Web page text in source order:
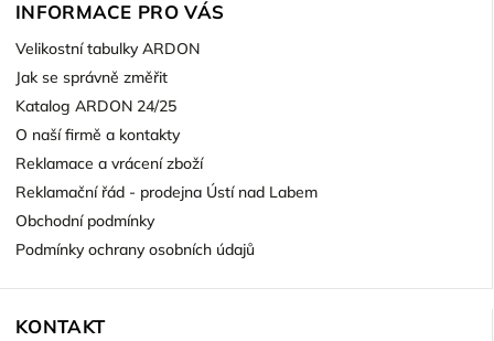
INFORMACE PRO VÁS
Velikostní tabulky ARDON
Jak se správně změřit
Katalog ARDON 24/25
O naší firmě a kontakty
Reklamace a vrácení zboží
Reklamační řád - prodejna Ústí nad Labem
Obchodní podmínky
Podmínky ochrany osobních údajů
KONTAKT